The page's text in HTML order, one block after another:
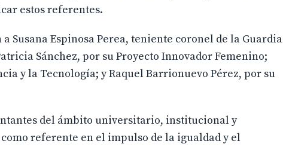
estos referentes.
Espinosa Perea, teniente coronel de la Guardia
Sánchez, por su Proyecto Innovador Femenino;
y la Tecnología; y Raquel Barrionuevo Pérez, por su
del ámbito universitario, institucional y
referente en el impulso de la igualdad y el